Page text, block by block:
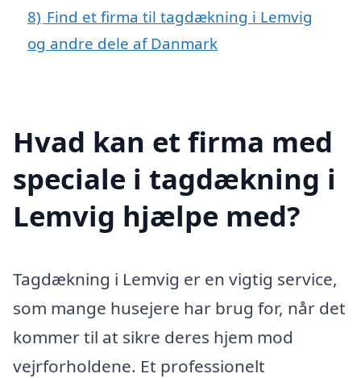
8) Find et firma til tagdækning i Lemvig
og andre dele af Danmark
Hvad kan et firma med
speciale i tagdækning i
Lemvig hjælpe med?
Tagdækning i Lemvig er en vigtig service,
som mange husejere har brug for, når det
kommer til at sikre deres hjem mod
vejrforholdene. Et professionelt